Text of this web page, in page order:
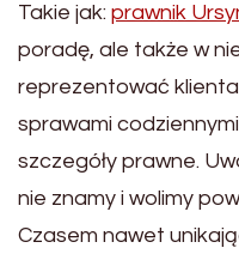
Takie jak: prawnik
poradę, ale także w
reprezentować
sprawami
szczegóły prawne.
nie znamy i wolimy
Czasem nawet